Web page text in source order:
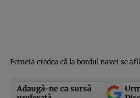
Femeia credea că la bordul navei se
Adaugă-ne ca sursă